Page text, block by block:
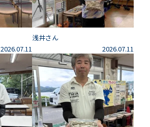
2026.07.11
浅井さん
2026.07.11